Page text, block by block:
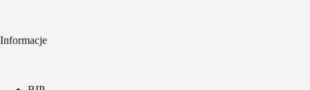
Informacje